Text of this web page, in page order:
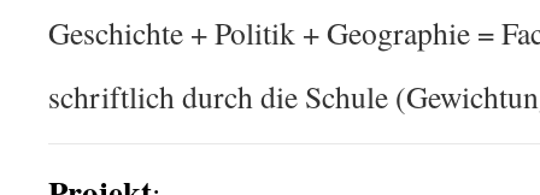
Geschichte + Politik + Geographie =
schriftlich durch die Schule